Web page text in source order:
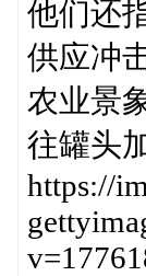
他们还
供应冲
农业景
往罐头
https://